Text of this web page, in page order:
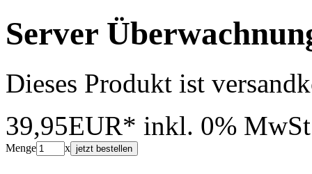
Server
Dieses Produkt ist
39,95EUR* inkl. 0%
Menge x jetzt bestellen